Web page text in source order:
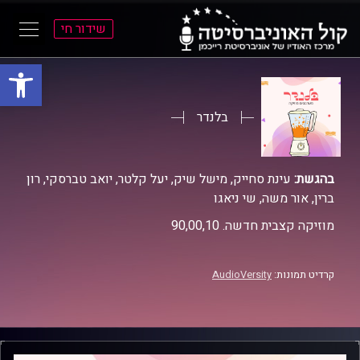
פתח
התפריט
התוכן
שידור חי
בלנדר
בהגשת: עינת סחייק, מישל שיק, יעל קלטר, יואב טברסקי, רון
ברין, אור משה, שי ניאגו
מוזיקה קצבית חדשה. 90,00,10
קרדיט תמונות: AudioVersity